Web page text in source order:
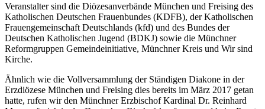
Veranstalter sind die Diözesanverbände München und Freising des
Katholischen Deutschen Frauenbundes (KDFB), der Katholischen
Frauengemeinschaft Deutschlands (kfd) und des Bundes der
Deutschen Katholischen Jugend (BDKJ) sowie die Münchner
Reformgruppen Gemeindeinitiative, Münchner Kreis und Wir sind
Kirche.
Ähnlich wie die Vollversammlung der Ständigen Diakone in der
Erzdiözese München und Freising dies bereits im März 2017 getan
hatte, rufen wir den Münchner Erzbischof Kardinal Dr. Reinhard